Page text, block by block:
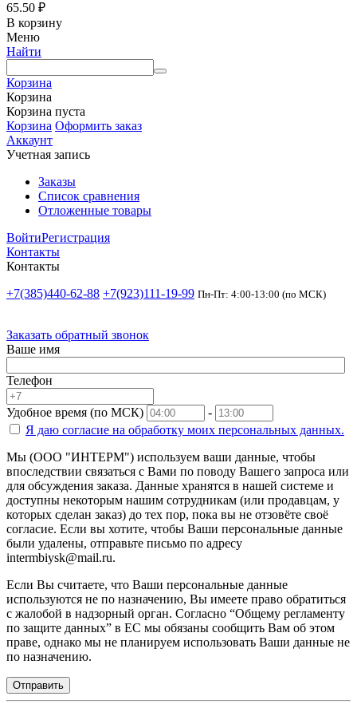
65.50 ₽
В корзину
Меню
Найти
Корзина
Корзина
Корзина пуста
Корзина Оформить заказ
Аккаунт
Учетная запись
Заказы
Список сравнения
Отложенные товары
ВойтиРегистрация
Контакты
Контакты
+7(385)440-62-88 +7(923)111-19-99 Пн-Пт: 4:00-13:00 (по МСК)
Заказать обратный звонок
Ваше имя
Телефон
Удобное время (по МСК)
-
Я даю согласие на обработку моих персональных данных.
Мы (ООО "ИНТЕРМ") используем ваши данные, чтобы
впоследствии связаться с Вами по поводу Вашего запроса или
для обсуждения заказа. Данные хранятся в нашей системе и
доступны некоторым нашим сотрудникам (или продавцам, у
которых сделан заказ) до тех пор, пока вы не отзовёте своё
согласие. Если вы хотите, чтобы Ваши персональные данные
были удалены, отправьте письмо по адресу
intermbiysk@mail.ru.
Если Вы считаете, что Ваши персональные данные
используются не по назначению, Вы имеете право обратиться
с жалобой в надзорный орган. Согласно “Общему регламенту
по защите данных” в ЕС мы обязаны сообщить Вам об этом
праве, однако мы не планируем использовать Ваши данные не
по назначению.
Отправить